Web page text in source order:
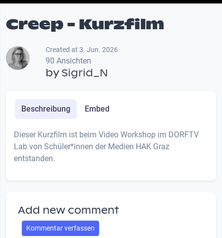
Creep - Kurzfilm
Created at 3. Jun. 2026
90 Ansichten
bySigrid_N
Beschreibung Embed
Dieser Kurzfilm ist beim Video Workshop im DORFTV
Lab von Schüler*innen der Medien HAK Graz
entstanden.
Add new comment
Kommentar verfassen